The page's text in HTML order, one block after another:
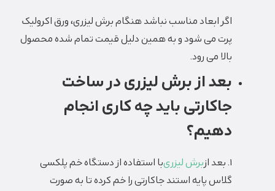
اگر ابعاد مناسب نباشد هنگام برش لیزری، ورق اکرولیک
پرت می شود و به همین دلیل قیمت تمام شده محصول
بالا می رود.
بعد از برش لیزری در ساخت
جاکارتی باید چه کاری انجام
دهیم؟
1. بعد از برش لیزریبا استفاده از دستگاه خم پلکسی
گلاس پایه استند جاکارتی را خم کرده تا به صورت